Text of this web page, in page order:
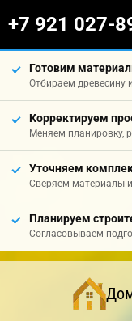
+7 921 027-
Готовим
Отбираем древесину
Корректируем
Меняем планировку,
Уточняем
Сверяем материалы и
Планируем
Согласовываем